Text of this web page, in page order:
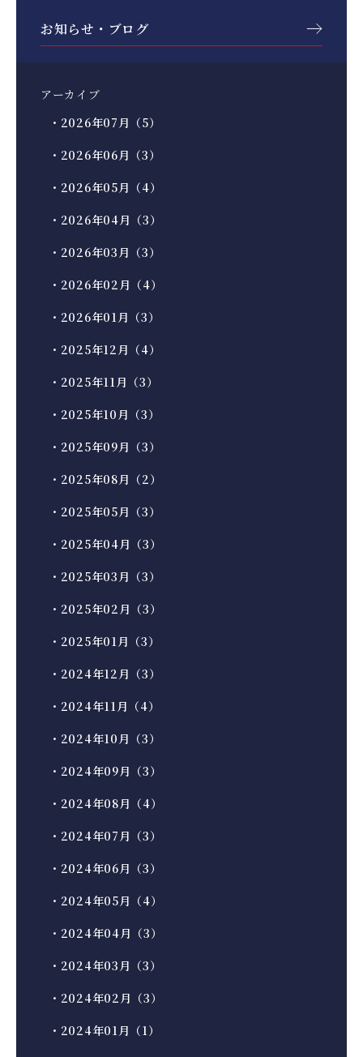
お知らせ・ブログ
アーカイブ
・2026年07月（5）
・2026年06月（3）
・2026年05月（4）
・2026年04月（3）
・2026年03月（3）
・2026年02月（4）
・2026年01月（3）
・2025年12月（4）
・2025年11月（3）
・2025年10月（3）
・2025年09月（3）
・2025年08月（2）
・2025年05月（3）
・2025年04月（3）
・2025年03月（3）
・2025年02月（3）
・2025年01月（3）
・2024年12月（3）
・2024年11月（4）
・2024年10月（3）
・2024年09月（3）
・2024年08月（4）
・2024年07月（3）
・2024年06月（3）
・2024年05月（4）
・2024年04月（3）
・2024年03月（3）
・2024年02月（3）
・2024年01月（1）